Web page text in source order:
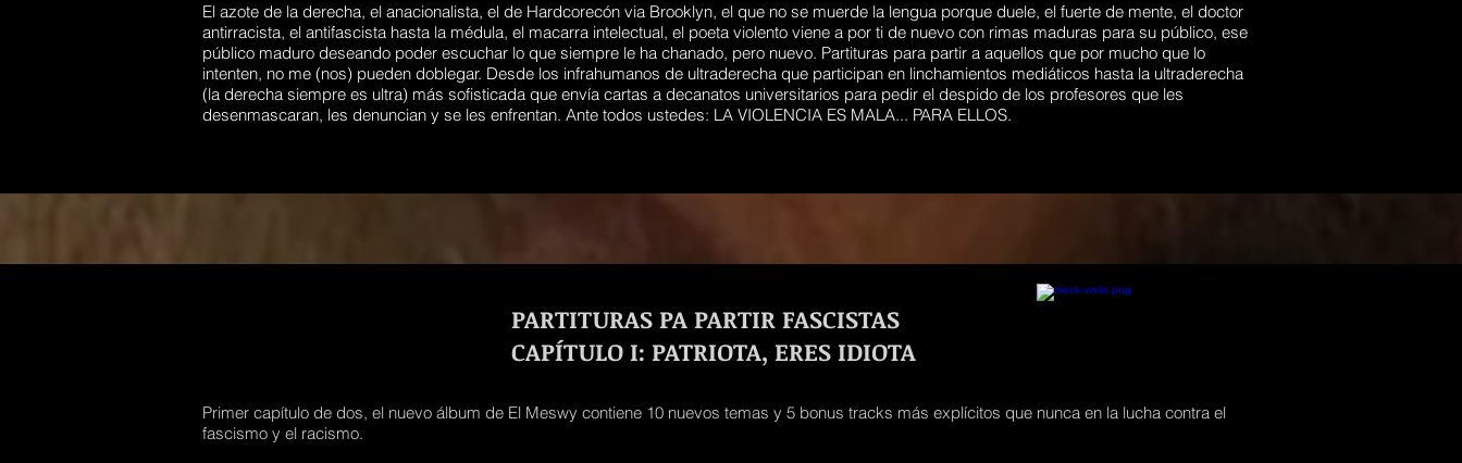
El azote de la derecha, el anacionalista, el de Hardcorecón via Brooklyn, el que no se muerde la lengua porque duele, el fuerte de mente, el doctor
antirracista, el antifascista hasta la médula, el macarra intelectual, el poeta violento viene a por ti de nuevo con rimas maduras para su público, ese
público maduro deseando poder escuchar lo que siempre le ha chanado, pero nuevo. Partituras para partir a aquellos que por mucho que lo
intenten, no me (nos) pueden doblegar. Desde los infrahumanos de ultraderecha que participan en linchamientos mediáticos hasta la ultraderecha
(la derecha siempre es ultra) más sofisticada que envía cartas a decanatos universitarios para pedir el despido de los profesores que les
desenmascaran, les denuncian y se les enfrentan. Ante todos ustedes: LA VIOLENCIA ES MALA... PARA ELLOS.
PARTITURAS PA PARTIR FASCISTAS
CAPÍTULO I: PATRIOTA, ERES IDIOTA
Primer capítulo de dos, el nuevo álbum de El Meswy contiene 10 nuevos temas y 5 bonus tracks más explícitos que nunca en la lucha contra el
fascismo y el racismo.